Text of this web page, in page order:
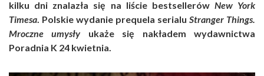
kilku dni znalazła się na liście bestsellerów New York
Timesa. Polskie wydanie prequela serialu Stranger Things.
Mroczne umysłyukaże się nakładem wydawnictwa
Poradnia K 24 kwietnia.